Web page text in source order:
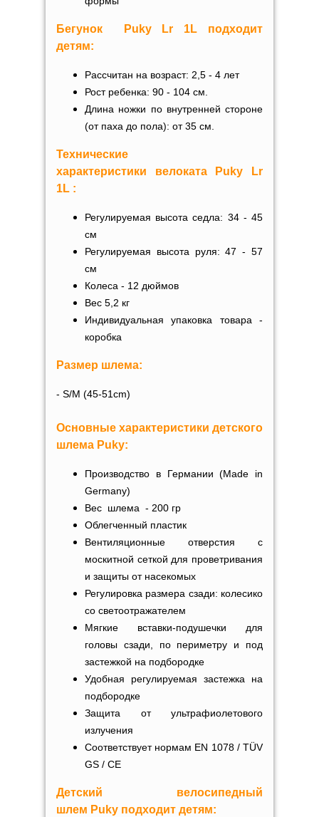
Бегунок
Puky Lr 1L подходит
детям:
Рассчитан на возраст: 2,5 - 4 лет
Рост ребенка: 90 - 104 см.
Длина ножки по внутренней стороне
(от паха до пола): от 35 см.
Технические
характеристики велоката Puky
Lr
1L :
Регулируемая высота седла: 34 - 45
см
Регулируемая высота руля: 47 - 57
см
Колеса - 12 дюймов
Вес 5,2 кг
Индивидуальная упаковка товара -
коробка
Размер шлема:
- S/M (45-51cm)
Основные характеристики детского
шлема Puky:
Производство в Германии (Made in
Germany)
Вес шлема - 200 гр
Облегченный пластик
Вентиляционные отверстия с
москитной сеткой для проветривания
и защиты от насекомых
Регулировка размера сзади: колесико
со светоотражателем
Мягкие вставки-подушечки для
головы сзади, по периметру и под
застежкой на подбородке
Удобная регулируемая застежка на
подбородке
Защита от ультрафиолетового
излучения
Соответствует нормам EN 1078 / TÜV
GS / CE
Детский велосипедный
шлем Puky подходит детям: